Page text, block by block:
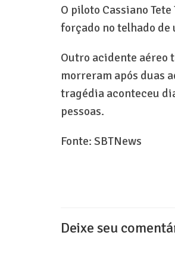
O piloto Cassiano
forçado no telhado de
Outro acidente aéreo
morreram após duas
tragédia aconteceu
pessoas.
Fonte: SBTNews
Deixe seu